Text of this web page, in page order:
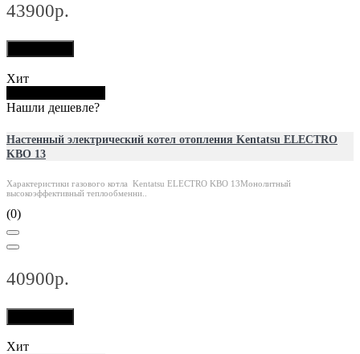
43900р.
Хит
Нашли дешевле?
Настенный электрический котел отопления Kentatsu ELECTRO
KBO 13
Характеристики газового котла Kentatsu ELECTRO KBO 13Монолитный
высокоэффективный теплообменни..
(0)
40900р.
Хит